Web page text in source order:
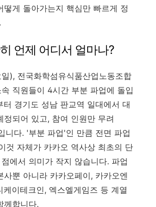
떻게 돌아가는지 핵심만 빠르게 정
언제 어디서 얼마나?
), 전국화학섬유식품산업노동조합
직원들이 4시간 부분 파업에 돌입
터 경기도 성남 판교역 일대에서 대
정되어 있고, 참여 인원만 무려
니다. '부분 파업'인 만큼 전면 파업
것 자체가 카카오 역사상 최초의 단
에서 의미가 작지 않습니다. 파업
사뿐 아니라 카카오페이, 카카오엔
케이테크인, 엑스엘게임즈 등 계열
께합니다.